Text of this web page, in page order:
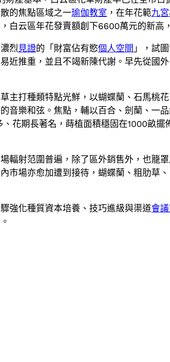
的焦點區域之一瑜伽教室 ，在年花範九
白云區年花發賣額創下6600萬元的新高
烈 見證的「財富佔有慾個人空間 」，試
近推重，並且不竭新陳代謝。早先從國外
主打種類特點光鮮，以蝴蝶蘭、石馬桃
音樂和弦。焦點，輔以百合、劍蘭、一
、花期長著名，蒔植面積穩固在1000畝
輻射范圍普遍，除了區外銷售外，也籠
市場亦愈加遭到接待，蝴蝶蘭、粗肋草
強化種質資本培養、技巧進級與渠道會